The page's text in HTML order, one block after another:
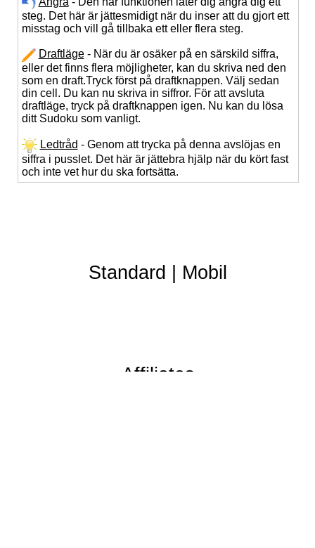
steg. Det här är jättesmidigt när du inser att du gjort ett
misstag och vill gå tillbaka ett eller flera steg.
Draftläge- När du är osäker på en särskild siffra,
eller det finns flera möjligheter, kan du skriva ned den
som en draft.Tryck först på draftknappen. Välj sedan
din cell. Du kan nu skriva in siffror. För att avsluta
draftläge, tryck på draftknappen igen. Nu kan du lösa
ditt Sudoku som vanligt.
Ledtråd - Genom att trycka på denna avslöjas en
siffra i pusslet. Det här är jättebra hjälp när du kört fast
och inte vet hur du ska fortsätta.
Standard Mobil
Affiliates